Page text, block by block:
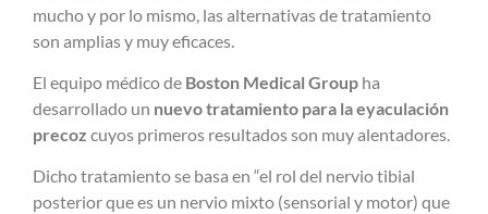
mucho y por lo mismo, las alternativas de tratamiento
son amplias y muy eficaces.
El equipo médico de Boston Medical Group ha
desarrollado un nuevo tratamiento para la eyaculación
precoz cuyos primeros resultados son muy alentadores.
Dicho tratamiento se basa en “el rol del nervio tibial
posterior que es un nervio mixto (sensorial y motor) que